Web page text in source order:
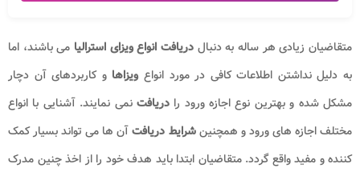
متقاضیان زیادی هر ساله به دنبالدریافت انواع ویزای استرالیامی باشند، اما
به دلیل نداشتن اطلاعات کافی در مورد انواع ویزاها و کاربردهای آن دچار
مشکل شده و بهترین نوع اجازه ورود را دریافتنمی نمایند. آشنایی با انواع
مختلف اجازه های ورود و همچنینشرایط دریافتآن ها می تواند بسیار کمک
کننده و مفید واقع گردد. متقاضیان ابتدا باید هدف خود را از اخذ چنین مدرک